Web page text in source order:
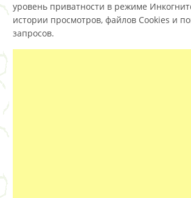
уровень приватности в режиме
истории просмотров, файлов Cookies и
запросов.